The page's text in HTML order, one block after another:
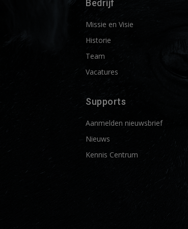
Bedrijf
Missie en Visie
Historie
Team
Vacatures
Supports
Aanmelden nieuwsbrief
Nieuws
Kennis Centrum